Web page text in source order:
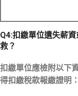
Q4:扣繳單位遺失薪
救？
扣繳單位應檢附以下
得扣繳稅款報繳證明：